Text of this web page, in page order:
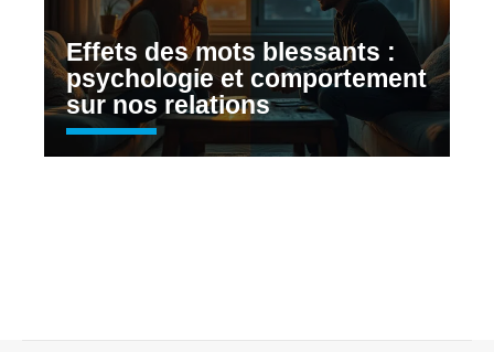
Effets des mots blessants :
psychologie et comportement
sur nos relations